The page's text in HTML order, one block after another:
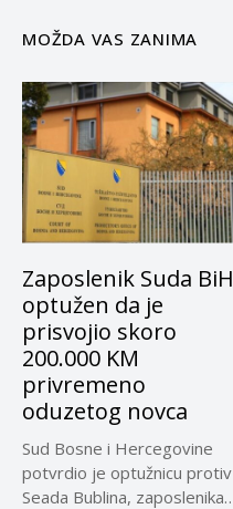
MOŽDA VAS ZANIMA
Zaposlenik Suda BiH
optužen da je
prisvojio skoro
200.000 KM
privremeno
oduzetog novca
Sud Bosne i Hercegovine
potvrdio je optužnicu protiv
Seada Bublina, zaposlenika